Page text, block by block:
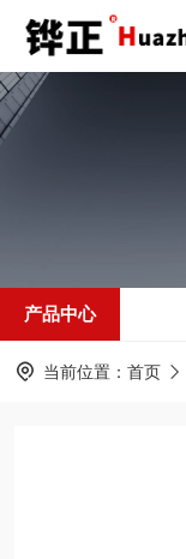
产品中心
当前位置： 首页